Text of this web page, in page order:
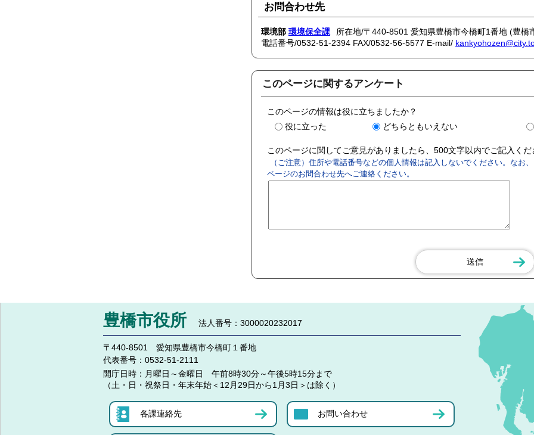
お問合わせ先
環境部 環境保全課
所在地/〒440-8501 愛知県豊橋市今橋町1番地 (豊橋
電話番号/0532-51-2394 FAX/0532-56-5577 E-mail/
このページに関するアンケート
このページの情報は役に立ちましたか？
役に立った
どちらともいえない
このページに関してご意見がありましたら、500文字以内でご記入く
（ご注意）住所や電話番号などの個人情報は記入しないでください。なお
ページのお問合わせ先へご連絡ください。
豊橋市役所 法人番号：3000020232017
〒440-8501 愛知県豊橋市今橋町１番地
代表番号： 0532-51-2111
開庁日時： 月曜日～金曜日 午前8時30分～午後5時15分まで
（土・日・祝祭日・年末年始＜12月29日から1月3日＞は除く）
各課連絡先 お問い合わせ